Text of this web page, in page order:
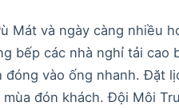
Mát và ngày càng nhiều
bếp các nhà nghỉ tải cao
đóng vào ống nhanh. Đặt
đón khách. Đội Môi